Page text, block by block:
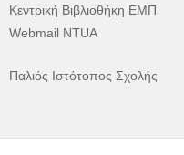
Κεντρική Βιβλιοθήκη ΕΜΠ
Webmail NTUA
Παλιός Ιστότοπος Σχολής